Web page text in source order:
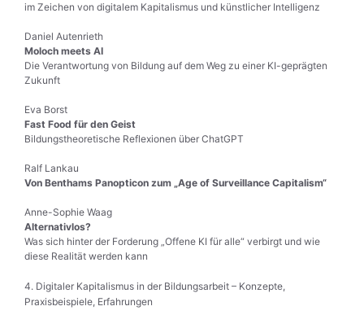
im Zeichen von digitalem Kapitalismus und künstlicher Intelligenz
Daniel Autenrieth
Moloch meets AI
Die Verantwortung von Bildung auf dem Weg zu einer KI-geprägten
Zukunft
Eva Borst
Fast Food für den Geist
Bildungstheoretische Reflexionen über ChatGPT
Ralf Lankau
Von Benthams Panopticon zum „Age of Surveillance Capitalism“
Anne-Sophie Waag
Alternativlos?
Was sich hinter der Forderung „Offene KI für alle“ verbirgt und wie
diese Realität werden kann
4. Digitaler Kapitalismus in der Bildungsarbeit – Konzepte,
Praxisbeispiele, Erfahrungen